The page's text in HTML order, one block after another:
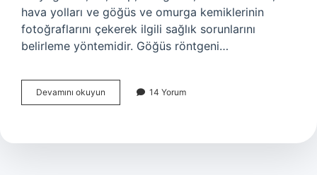
hava yolları ve göğüs ve omurga kemiklerinin
fotoğraflarını çekerek ilgili sağlık sorunlarını
belirleme yöntemidir. Göğüs röntgeni…
Devamını okuyun
Enfeksiyonu
Mı
14 Yorum